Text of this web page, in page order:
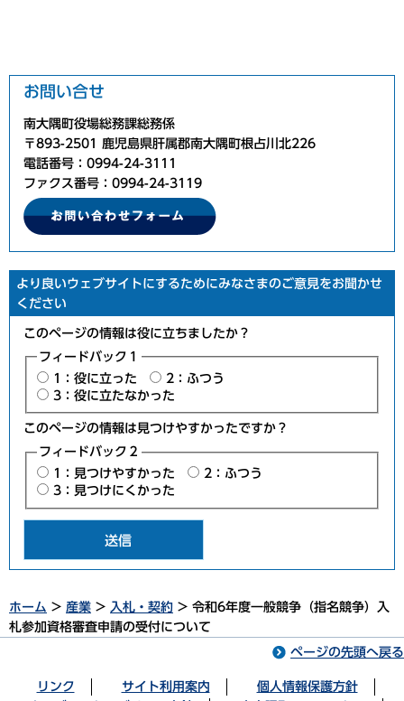
お問い合せ
南大隅町役場総務課総務係
〒893-2501 鹿児島県肝属郡南大隅町根占川北226
電話番号：0994-24-3111
ファクス番号：0994-24-3119
より良いウェブサイトにするためにみなさまのご意見をお聞かせ
ください
このページの情報は役に立ちましたか？
フィードバック１
1：役に立った
2：ふつう
3：役に立たなかった
このページの情報は見つけやすかったですか？
フィードバック２
1：見つけやすかった
2：ふつう
3：見つけにくかった
ホーム > 産業 > 入札・契約 > 令和6年度一般競争（指名競争）入
札参加資格審査申請の受付について
ページの先頭へ戻る
リンク サイト利用案内
個人情報保護方針